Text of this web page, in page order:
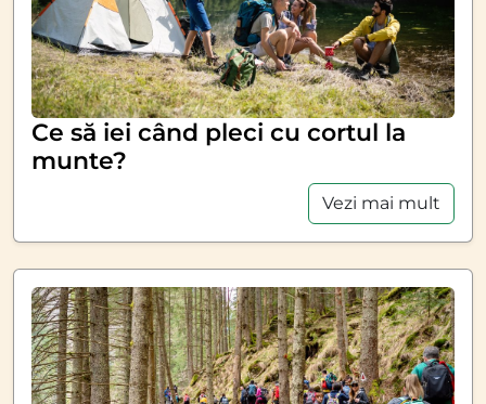
Ce să iei când pleci cu cortul la
munte?
Vezi mai mult